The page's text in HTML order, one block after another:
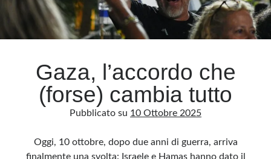
Gaza, l’accordo che
(forse) cambia tutto
Pubblicato su 10 Ottobre 2025
Oggi, 10 ottobre, dopo due anni di guerra, arriva
finalmente una svolta: Israele e Hamas hanno dato il